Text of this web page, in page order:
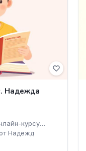
Надежда
курсу
Надежд